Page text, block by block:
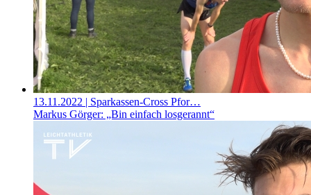
13.11.2022 | Sparkassen-Cross Pfor…
Markus Görger: „Bin einfach losgerannt“